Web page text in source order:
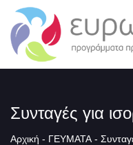
Συνταγές για
Αρχική - ΓΕΥΜΑΤΑ -